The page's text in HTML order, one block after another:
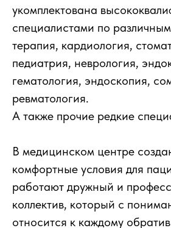
укомплектована
специалистами по
терапия, кардиология,
педиатрия, неврология,
гематология, эндоскопия,
ревматология.
А также прочие редкие
В медицинском центре
комфортные условия для
работают дружный и
коллектив, который с
относится к каждому